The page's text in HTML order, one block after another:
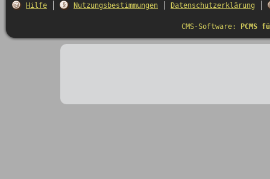
Hilfe Nutzungsbestimmungen Datenschutzerklärung
CMS-Software: PCMS